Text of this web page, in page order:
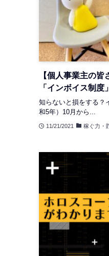
【個人事業主の
「インボイス制度」
知らないと損をする？
和5年）10月から...
11/21/2021 稼ぐ力・